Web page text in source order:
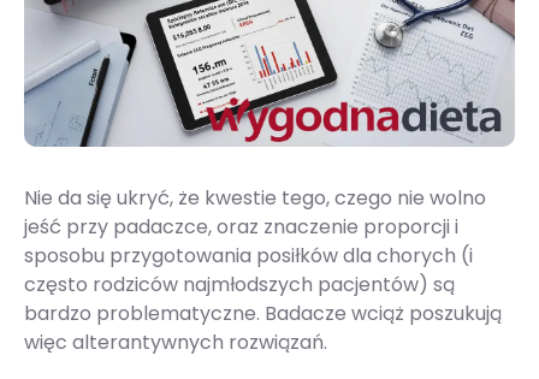
Nie da się ukryć, że kwestie tego, czego nie wolno
jeść przy padaczce, oraz znaczenie proporcji i
sposobu przygotowania posiłków dla chorych (i
często rodziców najmłodszych pacjentów) są
bardzo problematyczne. Badacze wciąż poszukują
więc alterantywnych rozwiązań.